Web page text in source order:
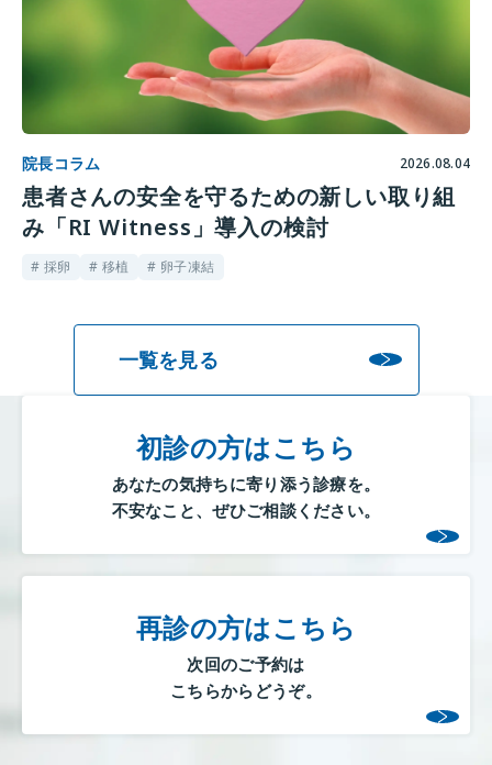
院長コラム 2026.08.04
患者さんの安全を守るための新しい取り組
み「RI Witness」導入の検討
# 採卵 # 移植 # 卵子凍結
一覧を見る
初診の方はこちら
あなたの気持ちに寄り添う診療を。
不安なこと、ぜひご相談ください。
再診の方はこちら
次回のご予約は
こちらからどうぞ。